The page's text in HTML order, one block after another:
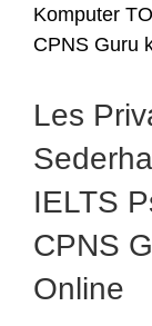
Komputer
CPNS Guru
Les
IELTS
CPNS
Online